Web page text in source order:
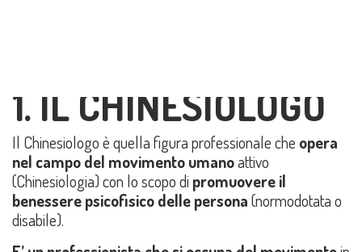
1. IL CHINESIOLOGO
Il Chinesiologo è quella figura professionale che opera
nel campo del movimento umanoattivo
(Chinesiologia) con lo scopo di promuovere il
benessere psicofisico delle persona(normodotata o
disabile).